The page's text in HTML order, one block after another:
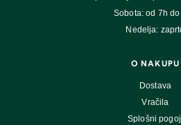
Sobota: od 7h
Nedelja:
O NAKUPU
Dostava
Vračila
Splošni